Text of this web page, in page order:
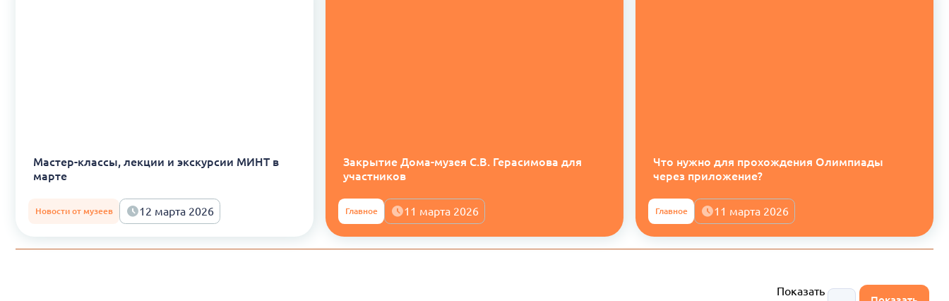
Мастер-классы, лекции и экскурсии МИНТ в
марте
Новости от музеев 12 марта 2026
Закрытие Дома-музея С.В. Герасимова для
участников
Главное 11 марта 2026
Что нужно для прохождения Олимпиады
через приложение?
Главное 11 марта 2026
Показать